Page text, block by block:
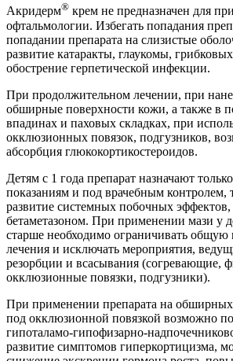
Акридерм® крем не предназначен для
офтальмологии. Избегать попадания
попадании препарата на слизистые
развитие катаракты, глаукомы,
обострение герпетической инфекции.
При продолжительном лечении, при
обширные поверхности кожи, а также в
впадинах и паховых складках, при
окклюзионных повязок, подгузников,
абсорбция глюкокортикостероидов.
Детям с 1 года препарат назначают
показаниям и под врачебным контролем,
развитие системных побочных эффектов,
бетаметазоном. При применении мази у
старше необходимо ограничивать общую
лечения и исключать мероприятия,
резорбции и всасывания (согревающие,
окклюзионные повязки, подгузники).
При применении препарата на
под окклюзионной повязкой возможно
гипоталамо-гипофизарно-
развитие симптомов гиперкортицизма,